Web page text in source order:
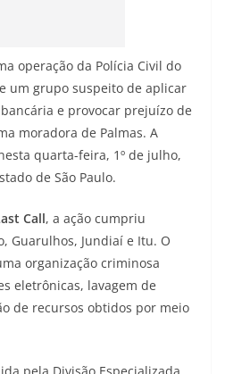
operação da Polícia Civil do
um grupo suspeito de aplicar
e provocar prejuízo de
moradora de Palmas. A
quarta-feira, 1º de julho,
de São Paulo.
Call, a ação cumpriu
Guarulhos, Jundiaí e Itu. O
organização criminosa
eletrônicas, lavagem de
de recursos obtidos por meio
pela Divisão Especializada